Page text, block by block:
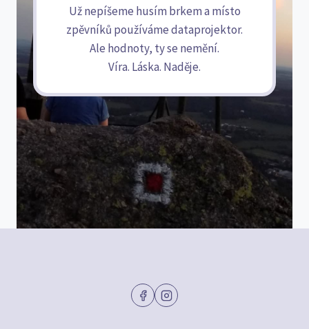
Už nepíšeme husím brkem a místo
zpěvníků používáme dataprojektor.
Ale hodnoty, ty se nemění.
Víra. Láska. Naděje.